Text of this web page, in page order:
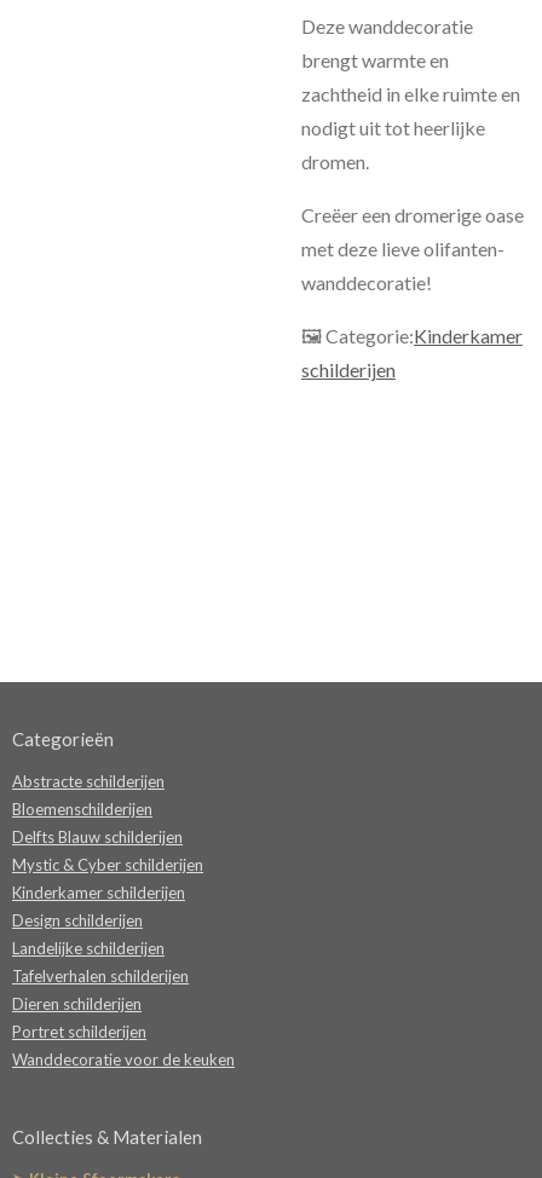
Deze wanddecoratie
brengt warmte en
zachtheid in elke ruimte en
nodigt uit tot heerlijke
dromen.
Creëer een dromerige oase
met deze lieve olifanten-
wanddecoratie!
🖼 Categorie:Kinderkamer
schilderijen
Categorieën
Abstracte schilderijen
Bloemenschilderijen
Delfts Blauw schilderijen
Mystic & Cyber schilderijen
Kinderkamer schilderijen
Design schilderijen
Landelijke schilderijen
Tafelverhalen schilderijen
Dieren schilderijen
Portret schilderijen
Wanddecoratie voor de keuken
Collecties & Materialen